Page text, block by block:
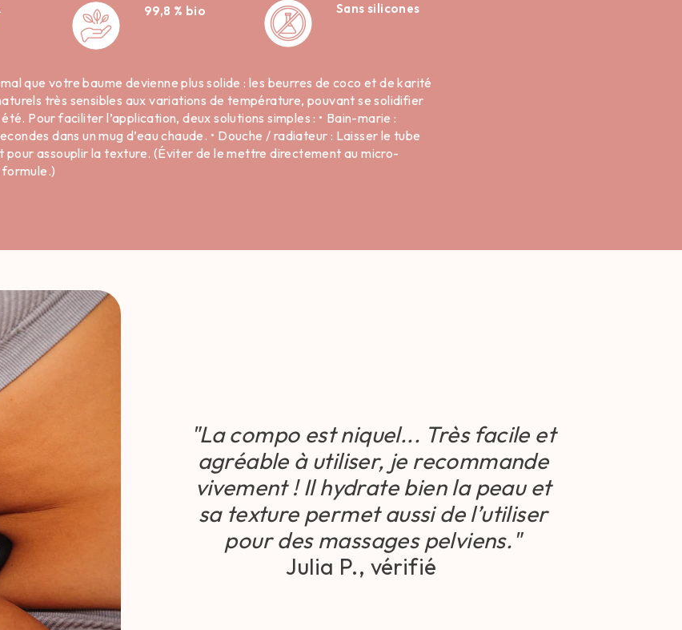
99,8 % bio Sans silicones
que votre baume devienne plus solide : les beurres de coco et de karité
très sensibles aux variations de température, pouvant se solidifier
Pour faciliter l’application, deux solutions simples : •⁠ ⁠Bain-marie :
dans un mug d’eau chaude. •⁠ ⁠Douche / radiateur : Laisser le tube
pour assouplir la texture. (Éviter de le mettre directement au micro-
"La compo est niquel... Très facile et
agréable à utiliser, je recommande
vivement ! Il hydrate bien la peau et
sa texture permet aussi de l’utiliser
pour des massages pelviens."
Julia P., vérifié